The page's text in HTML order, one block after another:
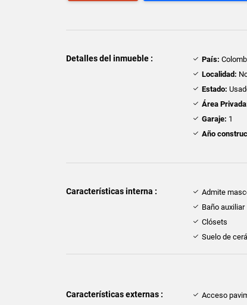
Detalles del inmueble : País:
Localidad:
Estado:
Área
Garaje: 1
Año
Características interna : Admite
Baño auxiliar
Clósets
Suelo de
Características externas : Acceso